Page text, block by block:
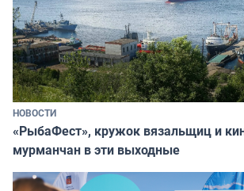
НОВОСТИ
«РыбаФест», кружок вязальщиц и
мурманчан в эти выходные